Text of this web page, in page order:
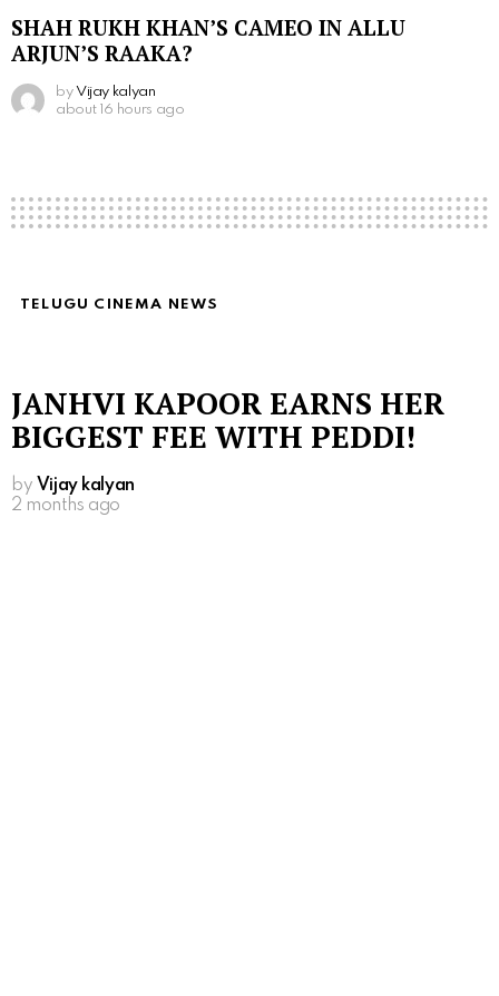
SHAH RUKH KHAN’S CAMEO IN ALLU
ARJUN’S RAAKA?
by Vijay kalyan
about 16 hours ago
TELUGU CINEMA NEWS
JANHVI KAPOOR EARNS HER
BIGGEST FEE WITH PEDDI!
by Vijay kalyan
2 months ago